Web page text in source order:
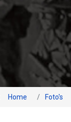
Home Foto's